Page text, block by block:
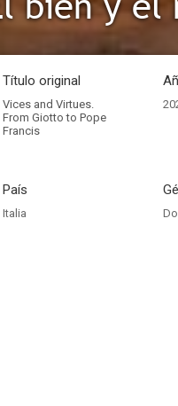
Título original
Vices and Virtues.
From Giotto to Pope
Francis
País
Italia